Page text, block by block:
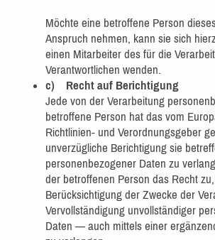
Möchte eine betroffene Person
Anspruch nehmen, kann sie sich
einen Mitarbeiter des für die
Verantwortlichen wenden.
c) Recht auf Berichtigung
Jede von der Verarbeitung
betroffene Person hat das vom
Richtlinien- und Verordnungsgeber
unverzügliche Berichtigung sie
personenbezogener Daten zu
der betroffenen Person das Recht
Berücksichtigung der Zwecke der
Vervollständigung unvollständiger
Daten — auch mittels einer